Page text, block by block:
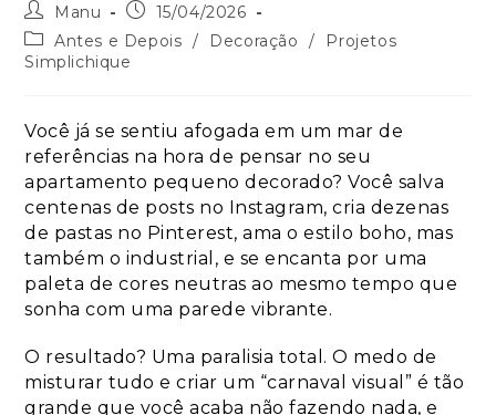
Manu
15/04/2026
Antes e Depois / Decoração /
Projetos
Simplichique
Você já se sentiu afogada em um mar de
referências na hora de pensar no seu
apartamento pequeno decorado? Você salva
centenas de posts no Instagram, cria dezenas
de pastas no Pinterest, ama o estilo boho, mas
também o industrial, e se encanta por uma
paleta de cores neutras ao mesmo tempo que
sonha com uma parede vibrante.
O resultado? Uma paralisia total. O medo de
misturar tudo e criar um “carnaval visual” é tão
grande que você acaba não fazendo nada, e